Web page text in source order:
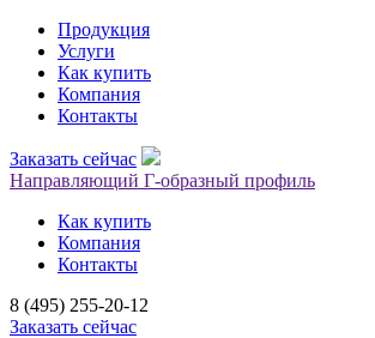
Продукция
Услуги
Как купить
Компания
Контакты
Заказать сейчас
Направляющий Г-образный профиль
Как купить
Компания
Контакты
8 (495) 255-20-12
Заказать сейчас